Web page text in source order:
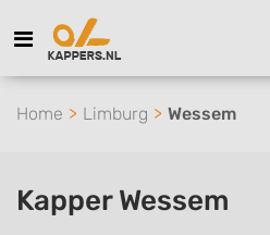
Home Limburg Wessem
Kapper Wessem